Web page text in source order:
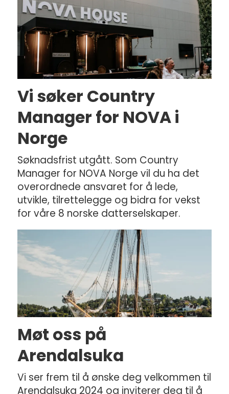
Vi søker Country
Manager for NOVA i
Norge
Søknadsfrist utgått. Som Country
Manager for NOVA Norge vil du ha det
overordnede ansvaret for å lede,
utvikle, tilrettelegge og bidra for vekst
for våre 8 norske datterselskaper.
Møt oss på
Arendalsuka
Vi ser frem til å ønske deg velkommen til
Arendalsuka 2024 og inviterer deg til å